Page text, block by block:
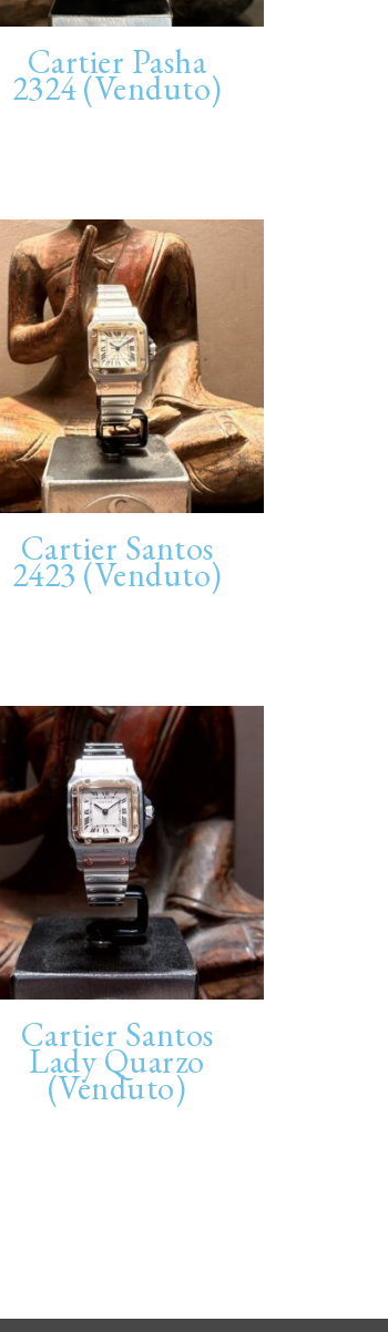
Cartier Pasha
2324 (Venduto)
Cartier Santos
2423 (Venduto)
Cartier Santos
Lady Quarzo
(Venduto)